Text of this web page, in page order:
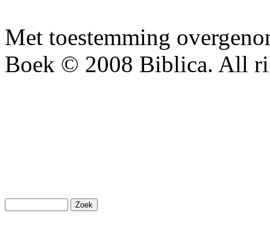
Met toestemming
Boek © 2008 Biblica. All